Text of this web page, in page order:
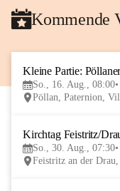
Kommende
Kleine Partie:
So., 16. Aug., 08:00
Pöllan, Paternion,
Kirchtag Feistritz/
So., 30. Aug., 07:30
Feistritz an der